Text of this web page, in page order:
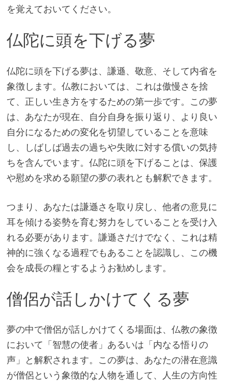
を覚えておいてください。
仏陀に頭を下げる夢
仏陀に頭を下げる夢は、謙遜、敬意、そして内省を
象徴します。仏教においては、これは傲慢さを捨
て、正しい生き方をするための第一歩です。この夢
は、あなたが現在、自分自身を振り返り、より良い
自分になるための変化を切望していることを意味
し、しばしば過去の過ちや失敗に対する償いの気持
ちを含んでいます。仏陀に頭を下げることは、保護
や慰めを求める願望の夢の表れとも解釈できます。
つまり、あなたは謙遜さを取り戻し、他者の意見に
耳を傾ける姿勢を育む努力をしていることを受け入
れる必要があります。謙遜さだけでなく、これは精
神的に強くなる過程でもあることを認識し、この機
会を成長の糧とするようお勧めします。
僧侶が話しかけてくる夢
夢の中で僧侶が話しかけてくる場面は、仏教の象徴
において「智慧の使者」あるいは「内なる悟りの
声」と解釈されます。この夢は、あなたの潜在意識
が僧侶という象徴的な人物を通して、人生の方向性